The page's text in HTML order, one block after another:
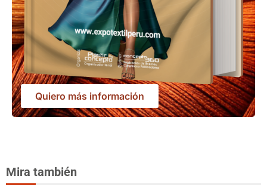
Quiero más información
Mira también